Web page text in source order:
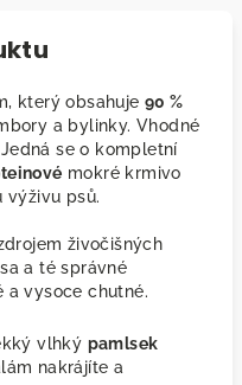
který obsahuje 90 %
a bylinky. Vhodné
se o kompletní
mokré krmivo
výživu psů.
živočišných
a té správné
a vysoce chutné.
vlhký pamlsek
nakrájíte a